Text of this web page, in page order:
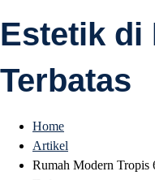
Estetik di
Terbatas
Home
Artikel
Rumah Modern Tropis